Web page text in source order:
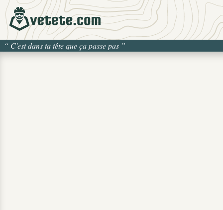
“ C'est dans ta tête que ça passe pas ”